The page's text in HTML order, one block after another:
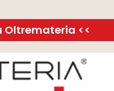
Oltremateria <<